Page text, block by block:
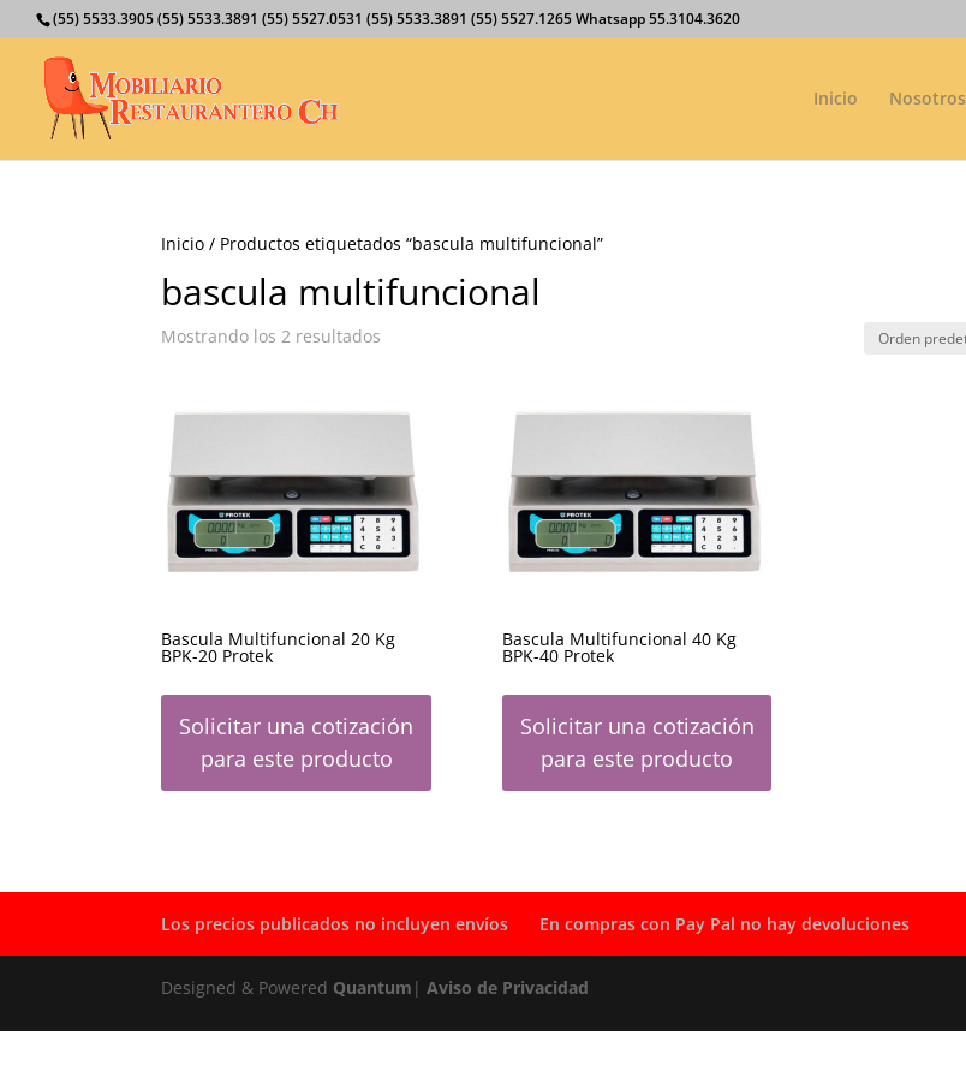
(55) 5533.3905 (55) 5533.3891 (55) 5527.0531 (55) 5533.3891 (55) 5527.1265 Whatsapp 55.3104.3620
Inicio Nosotros
Inicio / Productos etiquetados “bascula multifuncional”
bascula multifuncional
Mostrando los 2 resultados
Bascula Multifuncional 20 Kg
BPK-20 Protek
Solicitar una cotización
para este producto
Bascula Multifuncional 40 Kg
BPK-40 Protek
Solicitar una cotización
para este producto
Los precios publicados no incluyen envíos En compras con Pay Pal no hay devoluciones
Designed & Powered Quantum |Aviso de Privacidad